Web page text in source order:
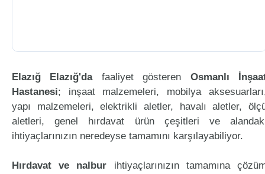
Elazığ Elazığ'dafaaliyet gösteren Osmanlı
Hastanesi; inşaat malzemeleri, mobilya
yapı malzemeleri, elektrikli aletler, havalı aletler,
aletleri, genel hırdavat ürün çeşitleri ve
ihtiyaçlarınızın neredeyse tamamını karşılayabiliyor.
Hırdavat ve nalbur ihtiyaçlarınızın tamamına